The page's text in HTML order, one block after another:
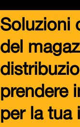
Soluzioni
del
prendere
per la tua